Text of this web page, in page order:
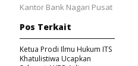
Kantor Bank Nagari Pusat
Pos Terkait
Ketua Prodi Ilmu Hukum ITS
Khatulistiwa Ucapkan